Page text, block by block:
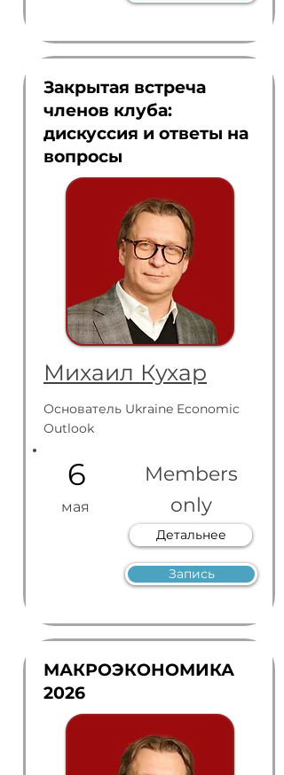
Закрытая встреча
членов клуба:
дискуссия и ответы на
вопросы
Михаил Кухар
Основатель Ukraine Economic
Outlook
6
мая
Members
only
Детальнее
Запись
МАКРОЭКОНОМИКА
2026